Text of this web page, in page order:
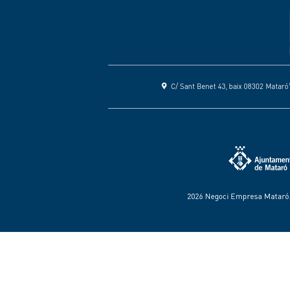
C/ Sant Benet 43, baix 08302 Mataró
2026 Negoci Empresa Mataró.